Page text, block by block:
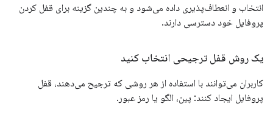
انتخاب و انعطاف‌پذیری داده می‌شود و به چندین گزینه برای قفل کردن
پروفایل خود دسترسی دارند.
یک روش قفل ترجیحی انتخاب کنید
کاربران می‌توانند با استفاده از هر روشی که ترجیح می‌دهند، قفل
پروفایل ایجاد کنند: پین، الگو یا رمز عبور.